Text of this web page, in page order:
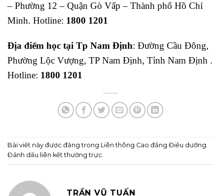
– Phường 12 – Quận Gò Vấp – Thành phố Hồ Chí
Minh. Hotline: 1800 1201
Địa điểm học tại Tp Nam Định: Đường Cầu Đông,
Phường Lộc Vượng, TP Nam Định, Tỉnh Nam Định .
Hotline: 1800 1201
Bài viết này được đăng trong Liên thông Cao đẳng Điều dưỡng
Đánh dấu liên kết thường trực
TRẦN VŨ TUẤN